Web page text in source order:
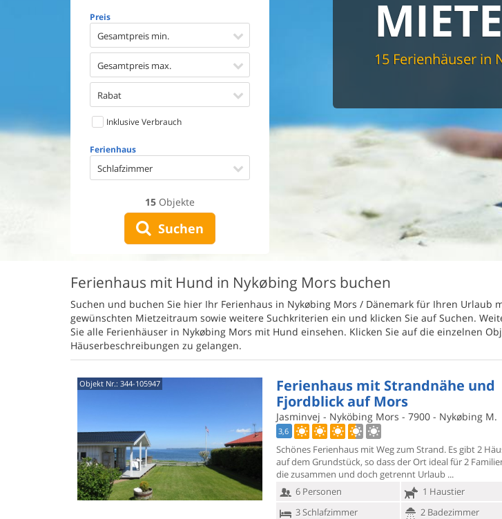
Preis
Gesamtpreis min.
Gesamtpreis max.
Rabat
Inklusive Verbrauch
Ferienhaus
Schlafzimmer
15 Objekte
Suchen
Eingezäunter Bereich
Klimaanlage
Ladestation für Elektroauto
15 Ferienhäuser in
Ferienhaus mit Hund in Nykøbing Mors buchen
Suchen und buchen Sie hier Ihr Ferienhaus in Nykøbing Mors / Dänemark für Ihren Urlaub
gewünschten Mietzeitraum sowie weitere Suchkriterien ein und klicken Sie auf Suchen.
Sie alle Ferienhäuser in Nykøbing Mors mit Hund einsehen. Klicken Sie auf die einzelnen
Häuserbeschreibungen zu gelangen.
Objekt Nr.: 344-105947
Ferienhaus mit Strandnähe und
Fjordblick auf Mors
Jasminvej - Nyköbing Mors - 7900 - Nykøbing M.
3,6
Schönes Ferienhaus mit Weg zum Strand. Es gibt 2
auf dem Grundstück, so dass der Ort ideal für 2
die zusammen und doch getrennt Urlaub
6 Personen
1 Haustier
3 Schlafzimmer
2 Badezimmer